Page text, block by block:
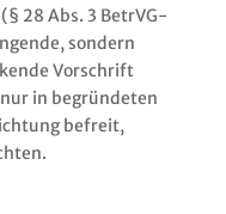
28 Abs. 3 BetrVG-
sondern
Vorschrift
in begründeten
befreit,